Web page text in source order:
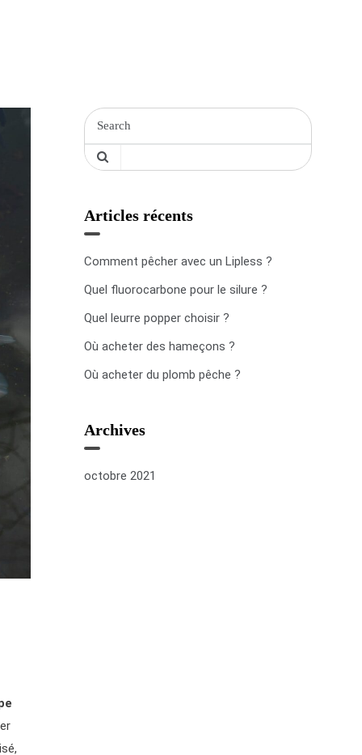
Articles récents
Comment pêcher avec un Lipless ?
Quel fluorocarbone pour le silure ?
Quel leurre popper choisir ?
Où acheter des hameçons ?
Où acheter du plomb pêche ?
Archives
octobre 2021